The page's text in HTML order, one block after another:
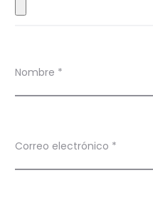
Nombre *
Correo electrónico *